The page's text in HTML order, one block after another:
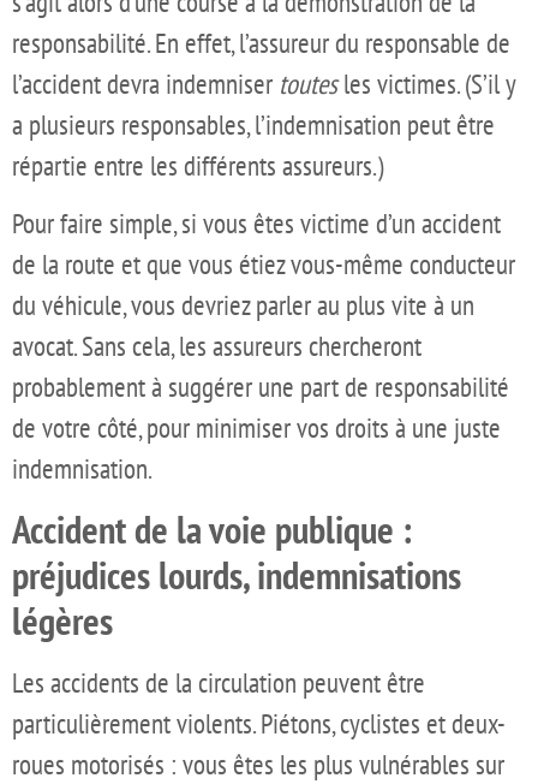
responsabilité. En effet, l’assureur du responsable de
l’accident devra indemniser toutesles victimes. (S’il y
a plusieurs responsables, l’indemnisation peut être
répartie entre les différents assureurs.)
Pour faire simple, si vous êtes victime d’un accident
de la route et que vous étiez vous-même conducteur
du véhicule, vous devriez parler au plus vite à un
avocat. Sans cela, les assureurs chercheront
probablement à suggérer une part de responsabilité
de votre côté, pour minimiser vos droits à une juste
indemnisation.
Accident de la voie publique :
préjudices lourds, indemnisations
légères
Les accidents de la circulation peuvent être
particulièrement violents. Piétons, cyclistes et deux-
roues motorisés : vous êtes les plus vulnérables sur